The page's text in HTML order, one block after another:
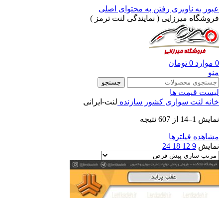
عبور به ناوبری رفتن به محتوای اصلی
فروشگاه میرزایی ( نمایندگی لنت ترمز )
0 موارد 0 تومان
منو
جستجو
لیست قیمت ها
خانه لنت سواری کشور سازنده لنت-ایرانی
نمایش 1–14 از 607 نتیجه
مشاهده فیلترها
نمایش 9
12
18
24